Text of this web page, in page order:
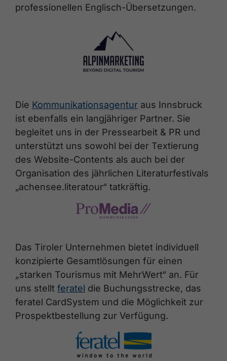
professionellen Englisch-Übersetzungen.
Die Kommunikationsagentur aus Innsbruck
ist ebenfalls ein langjähriger Partner. Sie
begleitet uns in der Pressearbeit & PR und
unterstützt uns sowohl bei der Textierung
des Website-Contents als auch bei der
Organisation des jährlichen Literaturfestivals
„achensee.literatour“ tatkräftig.
Das Tiroler Unternehmen bietet individuell
konzipierte Gesamtlösungen für einen
„starken Tourismus mit MehrWert“ an. Für
uns stellt feratel die Buchungsstrecke, das
feratel CardSystem und die Möglichkeit zur
Prospektbestellung zur Verfügung.